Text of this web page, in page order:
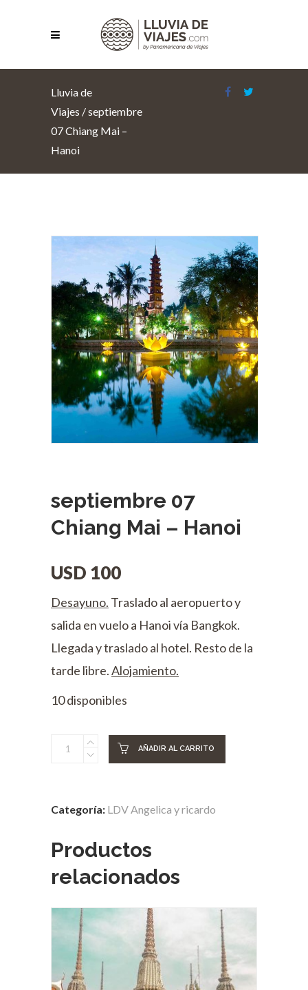
Lluvia de
Viajes /septiembre
07 Chiang Mai –
Hanoi
septiembre 07
Chiang Mai – Hanoi
USD 100
Desayuno. Traslado al aeropuerto y
salida en vuelo a Hanoi vía Bangkok.
Llegada y traslado al hotel. Resto de la
tarde libre.Alojamiento.
10 disponibles
septiembre
Hanoi
quantity
AÑADIR AL CARRITO
Categoría: LDV Angelica y ricardo
Productos
relacionados